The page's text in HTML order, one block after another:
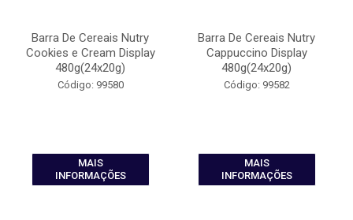
Barra De Cereais Nutry
Cookies e Cream Display
480g(24x20g)
Código: 99580
MAIS
INFORMAÇÕES
Barra De Cereais Nutry
Cappuccino Display
480g(24x20g)
Código: 99582
MAIS
INFORMAÇÕES